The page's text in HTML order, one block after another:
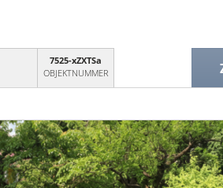
7525-xZXTSa
OBJEKTNUMMER